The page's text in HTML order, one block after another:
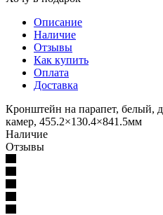
Описание
Наличие
Отзывы
Как купить
Оплата
Доставка
Кронштейн на парапет, белый,
камер, 455.2×130.4×841.5мм
Наличие
Отзывы